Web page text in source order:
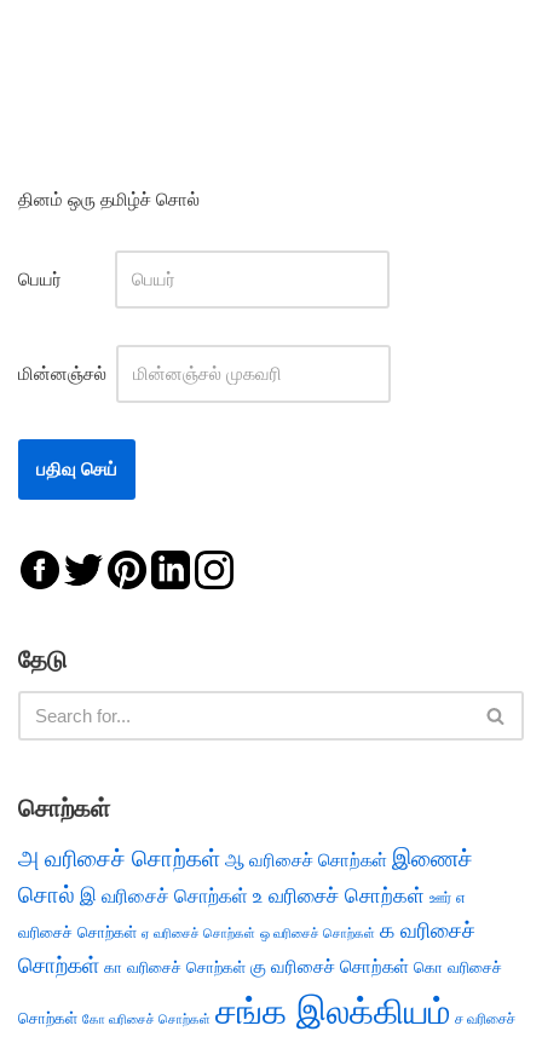
தினம் ஒரு தமிழ்ச் சொல்
பெயர்
மின்னஞ்சல்
தேடு
சொற்கள்
அ வரிசைச் சொற்கள் ஆ வரிசைச் சொற்கள் இணைச்
சொல் இ வரிசைச் சொற்கள் உ வரிசைச் சொற்கள் ஊர் எ
வரிசைச் சொற்கள் ஏ வரிசைச் சொற்கள் ஒ வரிசைச் சொற்கள் க வரிசைச்
சொற்கள் கா வரிசைச் சொற்கள் கு வரிசைச் சொற்கள் கொ வரிசைச்
சொற்கள் கோ வரிசைச் சொற்கள் சங்க இலக்கியம் ச வரிசைச்